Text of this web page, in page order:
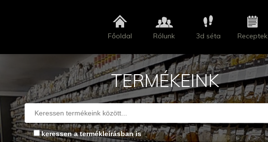
Főoldal Rólunk 3d séta Receptek
TERMÉKEINK
keressen a termékleírásban is